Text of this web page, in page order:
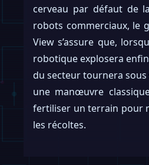
cerveau par défaut de
robots commerciaux, le
View s’assure que,
robotique explosera
du secteur tournera sous
une manœuvre
fertiliser un terrain pour
les récoltes.